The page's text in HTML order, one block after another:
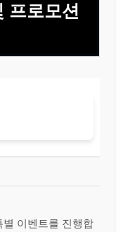
프로모션
이벤트를 진행합